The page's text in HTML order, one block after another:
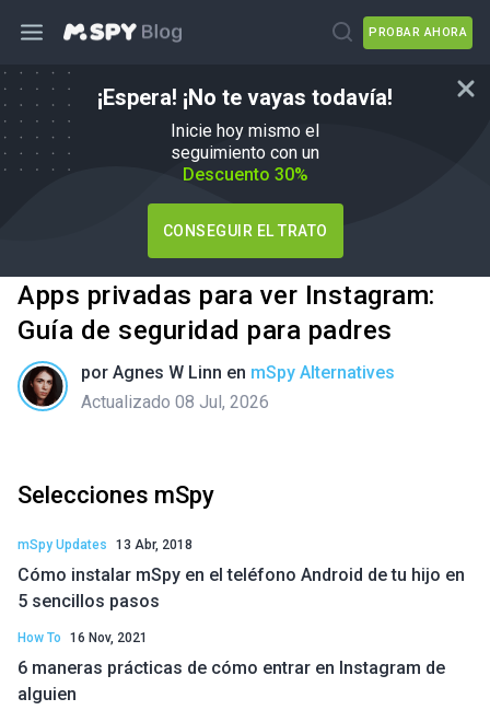
PROBAR AHORA
¡Espera! ¡No te vayas todavía!
Inicie hoy mismo el
seguimiento con un
Descuento 30%
CONSEGUIR EL TRATO
Apps privadas para ver Instagram:
Guía de seguridad para padres
por Agnes W Linn en mSpy Alternatives
Actualizado 08 Jul, 2026
Selecciones mSpy
mSpy Updates 13 Abr, 2018
Cómo instalar mSpy en el teléfono Android de tu hijo en
5 sencillos pasos
How To 16 Nov, 2021
6 maneras prácticas de cómo entrar en Instagram de
alguien